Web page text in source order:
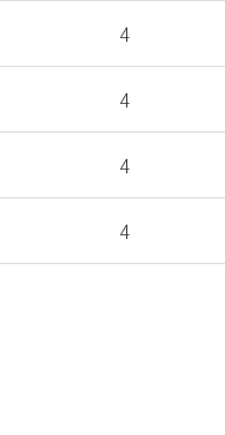
4
4
4
4